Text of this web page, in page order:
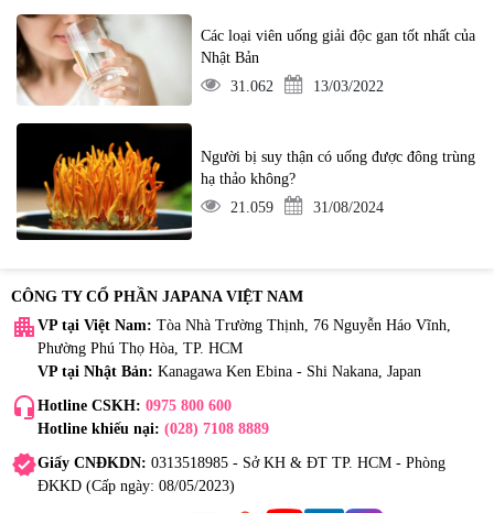
Các loại viên uống giải độc gan tốt nhất của
Nhật Bản
31.062
13/03/2022
Người bị suy thận có uống được đông trùng
hạ thảo không?
21.059
31/08/2024
CÔNG TY CỔ PHẦN JAPANA VIỆT NAM
apartment VP tại Việt Nam: Tòa Nhà Trường Thịnh, 76 Nguyễn Háo Vĩnh,
Phường Phú Thọ Hòa, TP. HCM
VP tại Nhật Bản: Kanagawa Ken Ebina - Shi Nakana, Japan
headset_mic Hotline CSKH: 0975 800 600
Hotline khiếu nại: (028) 7108 8889
verifiedGiấy CNĐKDN: 0313518985 - Sở KH & ĐT TP. HCM - Phòng
ĐKKD (Cấp ngày: 08/05/2023)